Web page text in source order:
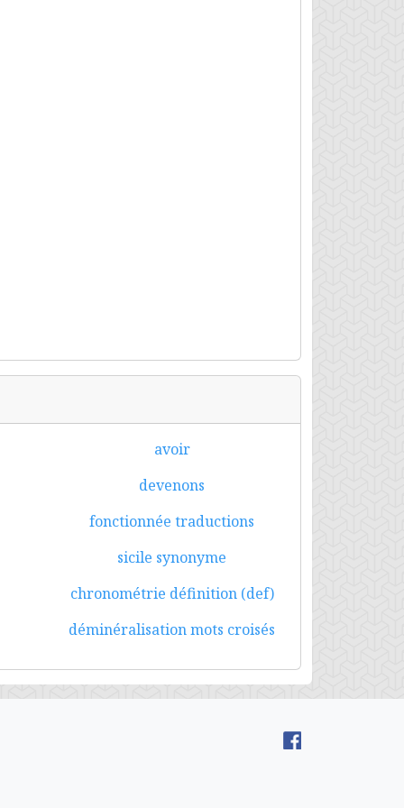
avoir
devenons
fonctionnée traductions
sicile synonyme
chronométrie définition (def)
déminéralisation mots croisés